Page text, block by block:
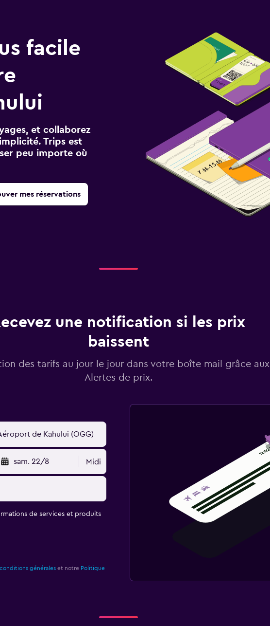
facile
et collaborez
Trips est
peu importe où
mes réservations
une notification si les prix
baissent
des tarifs au jour le jour dans votre boîte mail grâce aux
Alertes de prix.
sam. 22/8 Midi
de services et produits
conditions généraleset notre Politique